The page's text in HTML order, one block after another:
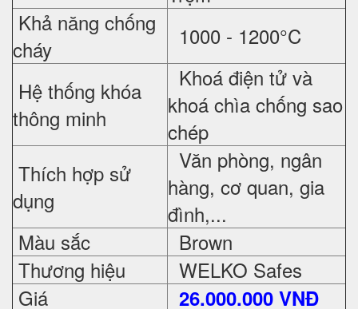
Khả năng chống
cháy
1000 - 1200°C
Hệ thống khóa
thông minh
Khoá điện tử và
khoá chìa chống sao
chép
Thích hợp sử
dụng
Văn phòng, ngân
hàng, cơ quan, gia
đình,...
Màu sắc
Brown
Thương hiệu
WELKO Safes
Giá
26.000.000 VNĐ